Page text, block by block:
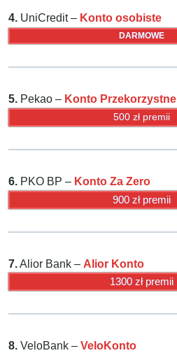
4. UniCredit – Konto osobiste
DARMOWE
5. Pekao – Konto Przekorzystne
500 zł premii
6. PKO BP – Konto Za Zero
900 zł premii
7.Alior Bank – Alior Konto
1300 zł premii
8. VeloBank –VeloKonto